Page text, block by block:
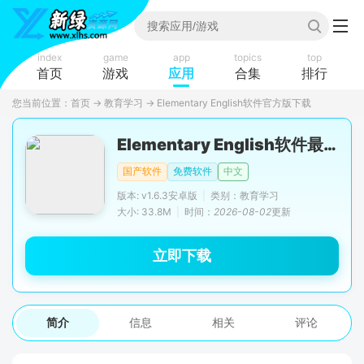
index
首页
game
游戏
app
应用
topics
合集
top
排行
您当前位置： 首页 → 教育学习 → Elementary English软件官方版下载
Elementary English软件最新版
国产软件 免费软件
中文
版本: v1.6.3安卓版
类别：教育学习
大小: 33.8M
时间： 2026-08-02更新
立即下载
简介 信息 相关 评论